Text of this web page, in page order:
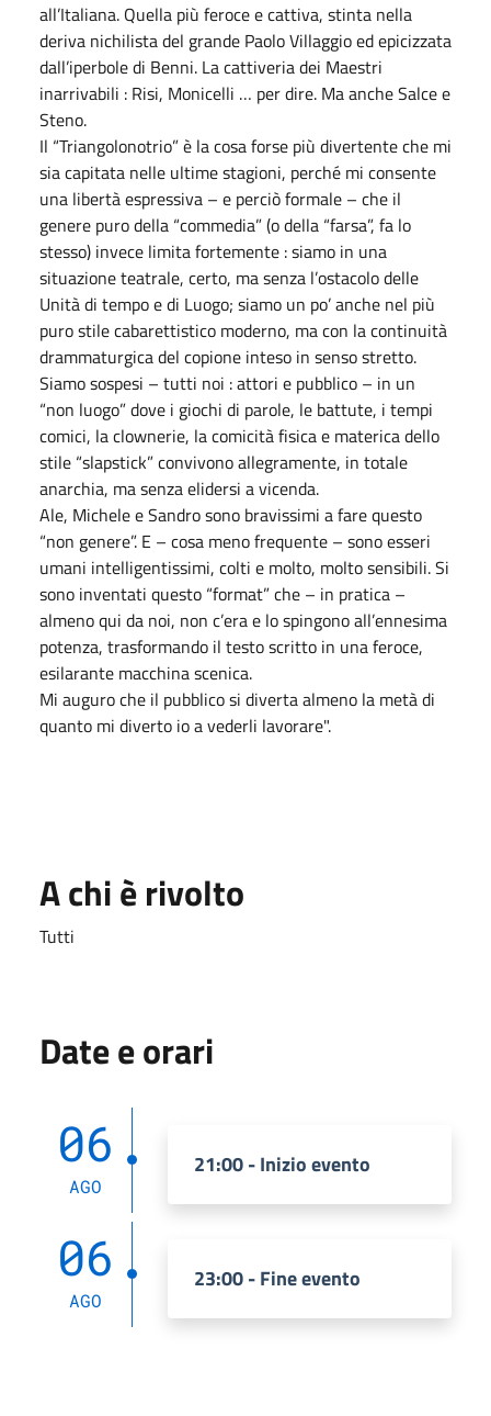
all’Italiana. Quella più feroce e cattiva, stinta nella
deriva nichilista del grande Paolo Villaggio ed epicizzata
dall’iperbole di Benni. La cattiveria dei Maestri
inarrivabili : Risi, Monicelli … per dire. Ma anche Salce e
Steno.
Il “Triangolonotrio” è la cosa forse più divertente che mi
sia capitata nelle ultime stagioni, perché mi consente
una libertà espressiva – e perciò formale – che il
genere puro della “commedia” (o della “farsa”, fa lo
stesso) invece limita fortemente : siamo in una
situazione teatrale, certo, ma senza l’ostacolo delle
Unità di tempo e di Luogo; siamo un po’ anche nel più
puro stile cabarettistico moderno, ma con la continuità
drammaturgica del copione inteso in senso stretto.
Siamo sospesi – tutti noi : attori e pubblico – in un
“non luogo” dove i giochi di parole, le battute, i tempi
comici, la clownerie, la comicità fisica e materica dello
stile “slapstick” convivono allegramente, in totale
anarchia, ma senza elidersi a vicenda.
Ale, Michele e Sandro sono bravissimi a fare questo
“non genere”. E – cosa meno frequente – sono esseri
umani intelligentissimi, colti e molto, molto sensibili. Si
sono inventati questo “format” che – in pratica –
almeno qui da noi, non c’era e lo spingono all’ennesima
potenza, trasformando il testo scritto in una feroce,
esilarante macchina scenica.
Mi auguro che il pubblico si diverta almeno la metà di
quanto mi diverto io a vederli lavorare".
A chi è rivolto
Tutti
Date e orari
06
AGO
21:00 - Inizio evento
06
AGO
23:00 - Fine evento